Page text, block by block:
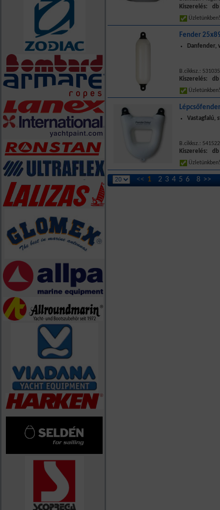
Kiszerelés: db
Fender
Danfender,
B.cikksz.:
Kiszerelés: db
Vastagfalú,
B.cikksz.:
Kiszerelés: db
<< 1 2 3 4 5 6 8 >>